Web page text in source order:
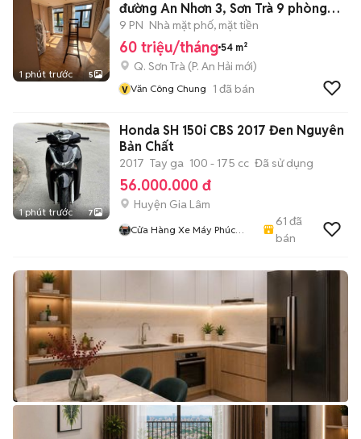
1 phút trước 5
đường An Nhơn 3, Sơn Trà 9 phòng
ngủ
9 PN Nhà mặt phố, mặt tiền
60 triệu/tháng 54 m²
Q. Sơn Trà (P. An Hải mới)
v Văn Công Chung 1 đã bán
1 phút trước 7
Honda SH 150i CBS 2017 Đen Nguyên
Bản Chất
2017 Tay ga 100 - 175 cc Đã sử dụng
56.000.000 đ
Huyện Gia Lâm
Cửa Hàng Xe Máy Phúc
61 đã
bán